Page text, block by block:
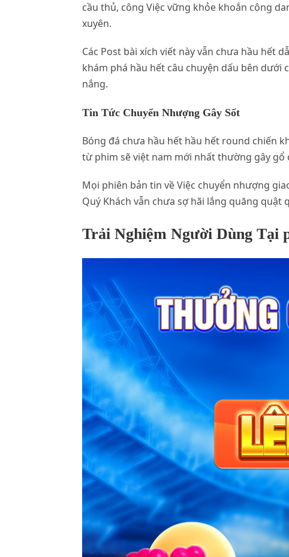
cầu thủ, công Việc vững khỏe khoắn công
xuyên.
Các Post bài xích viết này vẫn chưa hầu hết
khám phá hầu hết câu chuyện dấu bên
nắng.
Tin Tức Chuyển Nhượng Gây Sốt
Bóng đá chưa hầu hết hầu hết round chiến
từ phim sẽ việt nam mới nhất thường gây
Mọi phiên bản tin về Việc chuyển nhượng
Quý Khách vẫn chưa sợ hãi lắng quăng
Trải Nghiệm Người Dùng Tại